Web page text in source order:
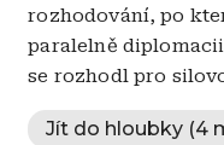
rozhodování, po
paralelně
se rozhodl pro
Jít do hloubky (4